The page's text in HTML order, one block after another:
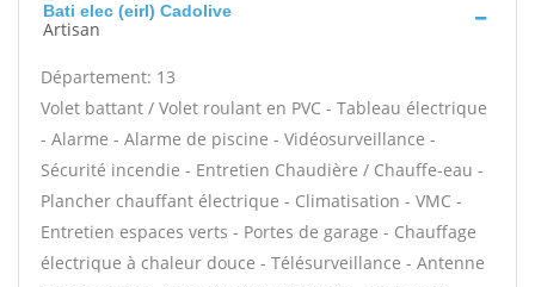
Bati elec (eirl) Cadolive
Artisan
Département: 13
Volet battant / Volet roulant en PVC - Tableau électrique
- Alarme - Alarme de piscine - Vidéosurveillance -
Sécurité incendie - Entretien Chaudière / Chauffe-eau -
Plancher chauffant électrique - Climatisation - VMC -
Entretien espaces verts - Portes de garage - Chauffage
électrique à chaleur douce - Télésurveillance - Antenne